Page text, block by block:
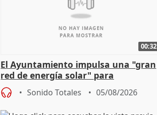
00:32
El Ayuntamiento impulsa una "gran
red de energía solar" para
autoconsumo
Sonido Totales 05/08/2026